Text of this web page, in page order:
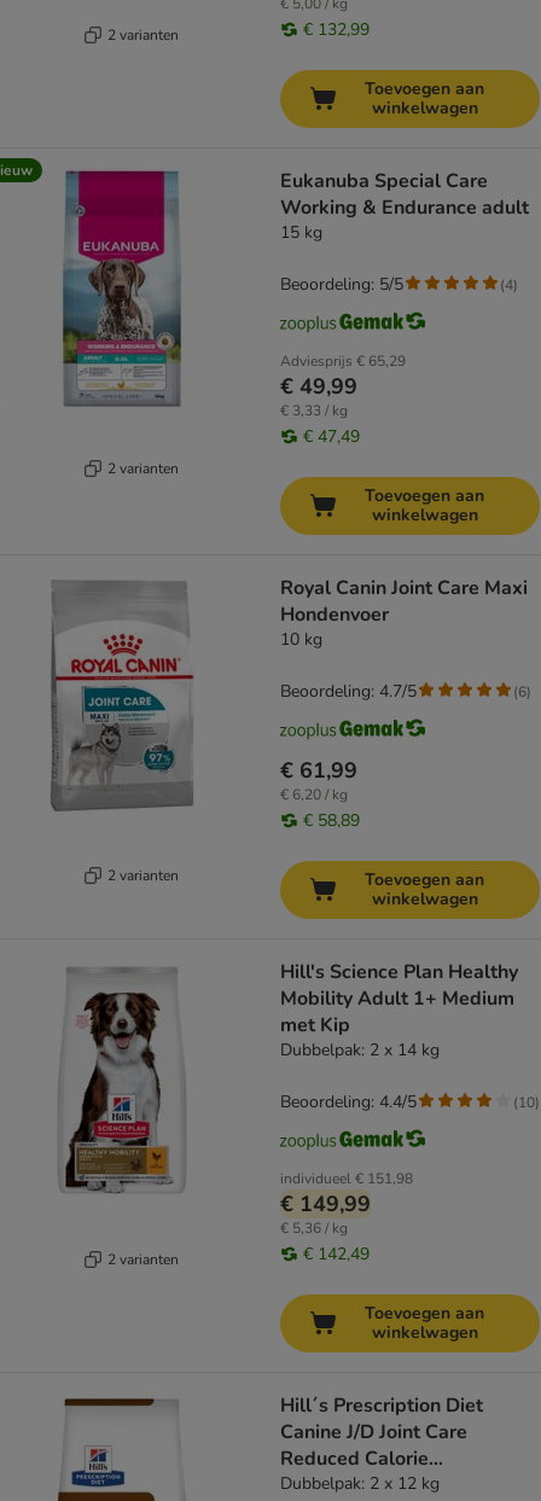
2 varianten € 132,99
Toevoegen aan
winkelwagen
2 varianten
Eukanuba Special Care
Working & Endurance adult
15 kg
Adviesprijs € 65,29
€ 49,99
€ 3,33 / kg
€ 47,49
Beoordeling: 5/5 (4)
Toevoegen aan
winkelwagen
2 varianten
Royal Canin Joint Care Maxi
Hondenvoer
10 kg
€ 61,99
€ 6,20 / kg
€ 58,89
Beoordeling: 4.7/5 (6)
Toevoegen aan
winkelwagen
2 varianten
Hill's Science Plan Healthy
Mobility Adult 1+ Medium
met Kip
Dubbelpak: 2 x 14 kg
individueel€ 151,98
€ 149,99
€ 5,36 / kg
€ 142,49
Beoordeling: 4.4/5 (10)
Toevoegen aan
winkelwagen
Hill´s Prescription Diet
Canine J/D Joint Care
Reduced Calorie
Hondenvoer met Kip
Dubbelpak: 2 x 12 kg